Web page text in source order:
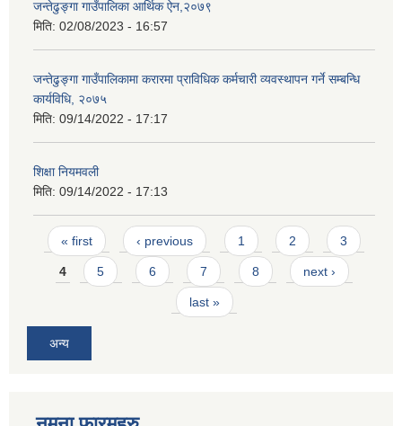
जन्तेढुङ्गा गाउँपालिका आर्थिक ऐन,२०७९
मिति: 02/08/2023 - 16:57
जन्तेढुङ्गा गाउँपालिकामा करारमा प्राविधिक कर्मचारी व्यवस्थापन गर्ने सम्बन्धि
कार्यविधि, २०७५
मिति: 09/14/2022 - 17:17
शिक्षा नियमवली
मिति: 09/14/2022 - 17:13
Pages
« first ‹ previous 1 2 3
4 5 6 7 8 next ›
last »
अन्य